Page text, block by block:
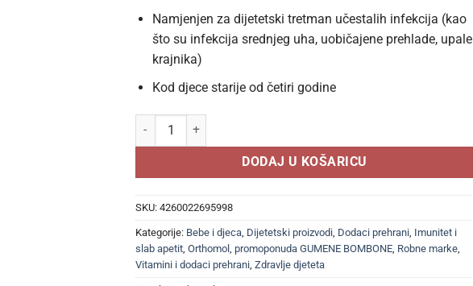
Namjenjen za dijetetski tretman učestalih infekcija (kao
što su infekcija srednjeg uha, uobičajene prehlade, upale
krajnika)
Kod djece starije od četiri godine
Orthomol Junior C plus, 30 dnevnih doza okus šumsko voće količina
DODAJ U KOŠARICU
SKU: 4260022695998
Kategorije: Bebe i djeca Dijetetski proizvodi Dodaci prehrani Imunitet i
slab apetit Orthomol promoponuda GUMENE BOMBONE Robne marke
Vitamini i dodaci prehrani Zdravlje djeteta